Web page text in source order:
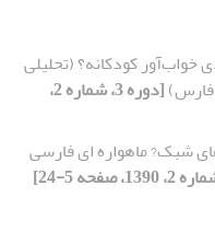
خواب‌آور کودکانه؟ (تحلیلی
فارس)
[دوره 3، شماره 2،
شبک? ماهواره ای فارسی